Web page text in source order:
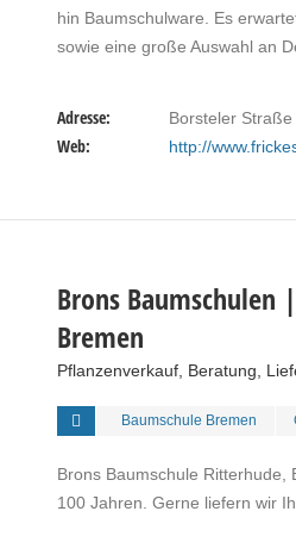
hin Baumschulware. Es
sowie eine große Auswahl an
Adresse: Borsteler
Web: http://
Brons Baumschulen
Bremen
Pflanzenverkauf, Beratung,
Baumschule Bremen
Brons Baumschule Ritterhude,
100 Jahren. Gerne liefern wir